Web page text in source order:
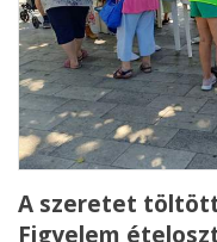
A szeretet
Figyelem